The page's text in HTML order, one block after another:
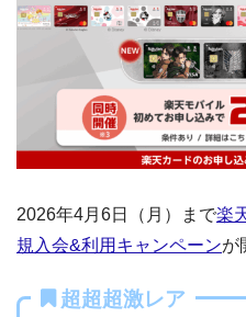
2026年4月6日（月）まで楽
規入会&利用キャンペーンが
超超超激レア